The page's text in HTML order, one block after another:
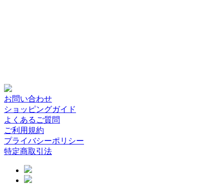
お問い合わせ
ショッピングガイド
よくあるご質問
ご利用規約
プライバシーポリシー
特定商取引法